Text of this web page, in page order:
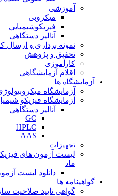
آموزشی
میکروبی
فیزیکوشیمیایی
آنالیز دستگاهی
نمونه برداری و ارسال
تحقیق و پژوهش
کارآموزی
اقلام آزمایشگاهی
آزمایشگاه ها
آزمایشگاه
آزمایشگاه فیزیکو
آنالیز دستگاهی
GC
HPLC
AAS
تجهیزات
لیست آزمون های
ماد
دانلود لیست
گواهینامه ها
گواهی تایید صلاحیت